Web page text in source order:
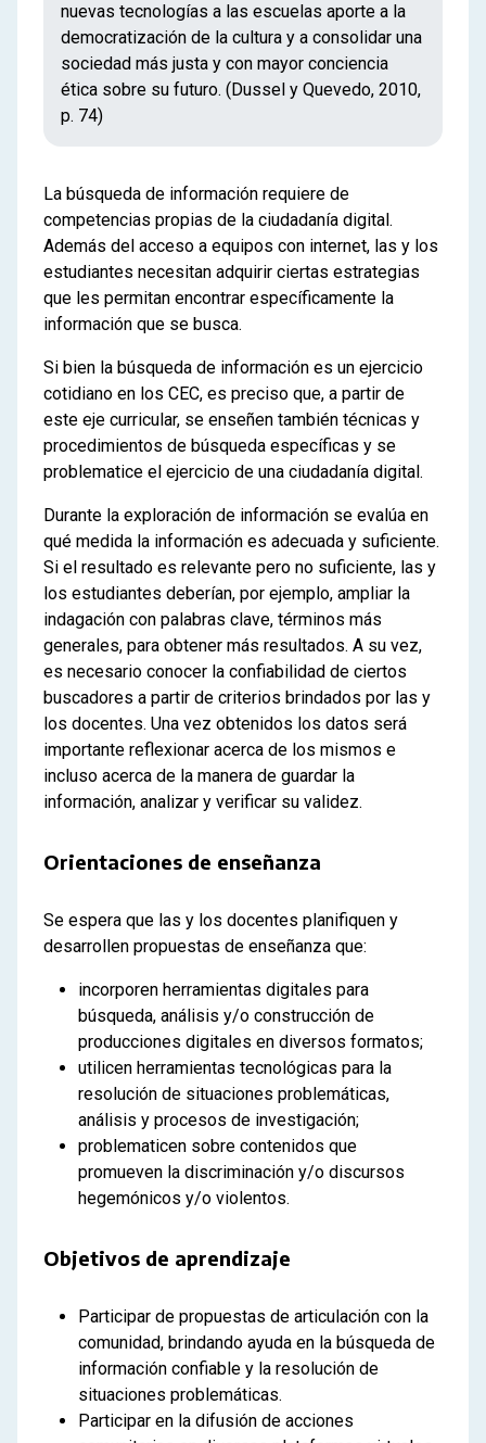
nuevas tecnologías a las escuelas aporte a la
democratización de la cultura y a consolidar una
sociedad más justa y con mayor conciencia
ética sobre su futuro. (Dussel y Quevedo, 2010,
p. 74)
La búsqueda de información requiere de
competencias propias de la ciudadanía digital.
Además del acceso a equipos con internet, las y los
estudiantes necesitan adquirir ciertas estrategias
que les permitan encontrar específicamente la
información que se busca.
Si bien la búsqueda de información es un ejercicio
cotidiano en los CEC, es preciso que, a partir de
este eje curricular, se enseñen también técnicas y
procedimientos de búsqueda específicas y se
problematice el ejercicio de una ciudadanía digital.
Durante la exploración de información se evalúa en
qué medida la información es adecuada y suficiente.
Si el resultado es relevante pero no suficiente, las y
los estudiantes deberían, por ejemplo, ampliar la
indagación con palabras clave, términos más
generales, para obtener más resultados. A su vez,
es necesario conocer la confiabilidad de ciertos
buscadores a partir de criterios brindados por las y
los docentes. Una vez obtenidos los datos será
importante reflexionar acerca de los mismos e
incluso acerca de la manera de guardar la
información, analizar y verificar su validez.
Orientaciones de enseñanza
Se espera que las y los docentes planifiquen y
desarrollen propuestas de enseñanza que:
incorporen herramientas digitales para
búsqueda, análisis y/o construcción de
producciones digitales en diversos formatos;
utilicen herramientas tecnológicas para la
resolución de situaciones problemáticas,
análisis y procesos de investigación;
problematicen sobre contenidos que
promueven la discriminación y/o discursos
hegemónicos y/o violentos.
Objetivos de aprendizaje
Participar de propuestas de articulación con la
comunidad, brindando ayuda en la búsqueda de
información confiable y la resolución de
situaciones problemáticas.
Participar en la difusión de acciones